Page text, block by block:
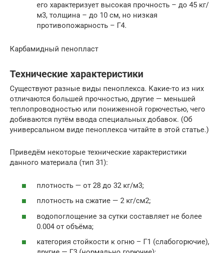
его характеризует высокая прочность – до 45 кг/
м3, толщина – до 10 см, но низкая
противопожарность – Г4.
Карбамидный пенопласт
Технические характеристики
Существуют разные виды пеноплекса. Какие-то из них
отличаются большей прочностью, другие — меньшей
теплопроводностью или пониженной горючестью, чего
добиваются путём ввода специальных добавок. (Об
универсальном виде пеноплекса читайте в этой статье.)
Приведём некоторые технические характеристики
данного материала (тип 31):
плотность — от 28 до 32 кг/м3;
плотность на сжатие — 2 кг/см2;
водопоглощение за сутки составляет не более
0.004 от объёма;
категория стойкости к огню – Г1 (слабогорючие),